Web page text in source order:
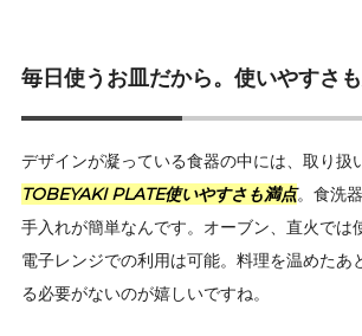
毎日使うお皿だから。使いやすさ
デザインが凝っている食器の中には、取り扱
TOBEYAKI PLATE使いやすさも満点。食洗
手入れが簡単なんです。オーブン、直火では
電子レンジでの利用は可能。料理を温めたあ
る必要がないのが嬉しいですね。